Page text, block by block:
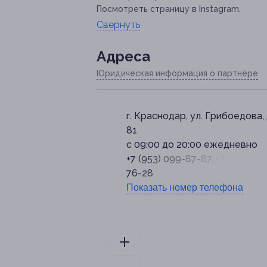
Посмотреть страницу в Instagram.
Свернуть
Адресa
Юридическая информация о партнёре
г. Краснодар, ул. Грибоедова,
81
с 09:00 до 20:00 ежедневно
+7 (953) 099-87-87, +7 (918)
76-28
Показать номер телефона